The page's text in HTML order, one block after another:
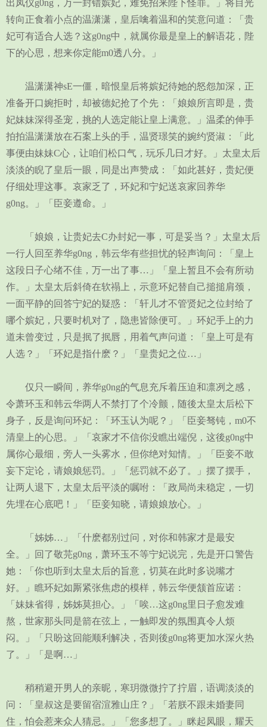
出凤仪g0ng，万一封错嫔妃，难免招来陛下怪罪。」将目光
转向正食着小点的温潇潇，皇后噙着温和的笑意问道：「贵
妃可有适合人选？这g0ng中，就属你最是皇上的解语花，陛
下的心思，想来你定能m0透八分。」
温潇潇神sE一僵，暗恨皇后将嫔妃待她的怒怨加深，正
准备开口婉拒时，却被德妃抢了个先：「娘娘所言即是，贵
妃妹妹深得圣宠，挑的人选定能让皇上满意。」温柔的伸手
拍拍温潇潇放在石案上头的手，温贤璟笑的婉约贤淑：「此
事便由妹妹C心，让咱们松口气，玩乐几日才好。」太皇太后
淡淡的睨了皇后一眼，同是出声赞成：「如此甚好，贵妃便
仔细处理这事。哀家乏了，环妃和宁妃送哀家回养华
g0ng。」「臣妾遵命。」
「娘娘，让贵妃去C办封妃一事，可是妥当？」太皇太后
一行人回至养华g0ng，韩云华有些担忧的轻声询问：「皇上
这段日子心绪不佳，万一出了事…」「皇上暂且不会有所动
作。」太皇太后斜倚在软禢上，示意环妃替自己搥搥肩颈，
一面平静的回答宁妃的疑惑：「轩儿才不管贤妃之位封给了
哪个嫔妃，只要时机对了，隐患皆除便可。」环妃手上的力
道未曾变过，只是抿了抿唇，用着气声问道：「皇上可是有
人选？」「环妃是指什麽？」「皇贵妃之位…」
仅只一瞬间，养华g0ng的气息充斥着压迫和凛冽之感，
令萧环玉和韩云华两人不禁打了个冷颤，随後太皇太后松下
身子，反是询问环妃：「环玉认为呢？」「臣妾驽钝，m0不
清皇上的心思。」「哀家才不信你没瞧出端倪，这後g0ng中
属你心最细，旁人一头雾水，但你绝对知情。」「臣妾不敢
妄下定论，请娘娘惩罚。」「惩罚就不必了。」摆了摆手，
让两人退下，太皇太后平淡的嘱咐：「政局尚未稳定，一切
先埋在心底吧！」「臣妾知晓，请娘娘放心。」
「姊姊…」「什麽都别过问，对你和韩家才是最安
全。」回了敬芫g0ng，萧环玉不等宁妃说完，先是开口警告
她：「你也听到太皇太后的旨意，切莫在此时多说嘴才
好。」瞧环妃如厮紧张焦虑的模样，韩云华便颔首应诺：
「妹妹省得，姊姊莫担心。」「唉…这g0ng里日子愈发难
熬，世家那头同是箭在弦上，一触即发的氛围真令人烦
闷。」「只盼这回能顺利解决，否则後g0ng将更加水深火热
了。」「是啊…」
稍稍避开男人的亲昵，寒玥微微拧了拧眉，语调淡淡的
问：「皇叔这是要留宿渲雅山庄？」「若朕不跟未婚妻同
住，怕会惹来众人猜忌。」「您多想了。」眯起凤眼，耀天